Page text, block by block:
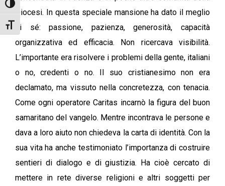
Attiva/disattiva alto contrasto
Attiva/disattiva dimensione testo
Diocesi. In questa speciale mansione ha dato il meglio
di sé: passione, pazienza, generosità, capacità
organizzativa ed efficacia. Non ricercava visibilità.
L’importante era risolvere i problemi della gente, italiani
o no, credenti o no. Il suo cristianesimo non era
declamato, ma vissuto nella concretezza, con tenacia.
Come ogni operatore Caritas incarnò la figura del buon
samaritano del vangelo. Mentre incontrava le persone e
dava a loro aiuto non chiedeva la carta di identità. Con la
sua vita ha anche testimoniato l’importanza di costruire
sentieri di dialogo e di giustizia. Ha cioè cercato di
mettere in rete diverse religioni e altri soggetti per